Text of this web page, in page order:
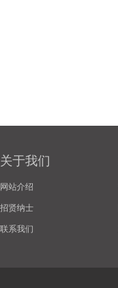
关于我们
网站介绍
招贤纳士
联系我们